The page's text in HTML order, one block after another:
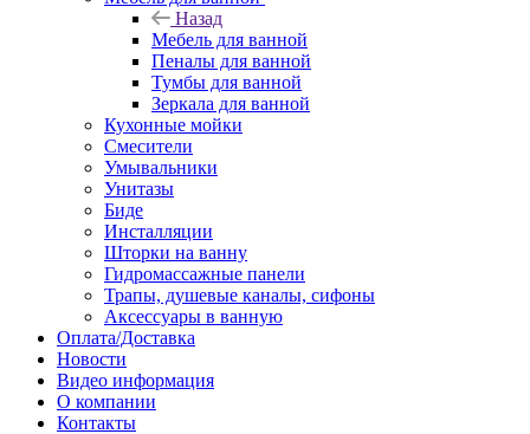
Назад
Мебель для ванной
Пеналы для ванной
Тумбы для ванной
Зеркала для ванной
Кухонные мойки
Смесители
Умывальники
Унитазы
Биде
Инсталляции
Шторки на ванну
Гидромассажные панели
Трапы, душевые каналы, сифоны
Аксессуары в ванную
Оплата/Доставка
Новости
Видео информация
О компании
Контакты